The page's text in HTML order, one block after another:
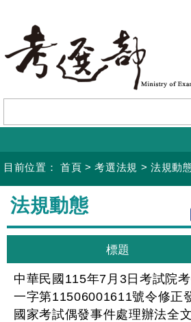
要
容
目前位置： 首頁 >考選法規 >法規動
:::
法規動態
中華民國115年7月3日考試院
一字第11506001611號令修正
國家考試偶發事件處理辦法全